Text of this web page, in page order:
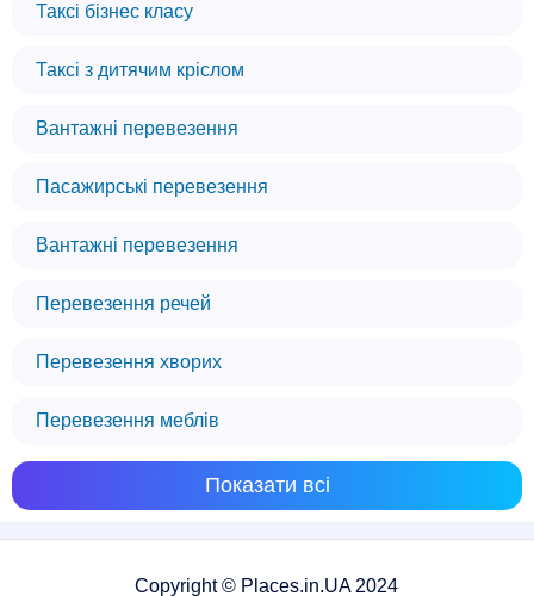
Таксі бізнес класу
Таксі з дитячим кріслом
Вантажні перевезення
Пасажирські перевезення
Вантажні перевезення
Перевезення речей
Перевезення хворих
Перевезення меблів
Показати всі
Copyright © Places.in.UA 2024